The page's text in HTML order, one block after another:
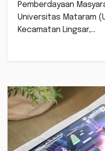
Pemberdayaan
Universitas Mataram
Kecamatan Lingsar,…